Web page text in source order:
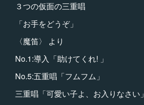
３つの仮面の三重唱
「お手をどうぞ」
〈魔笛〉 より
No.1:導入「助けてくれ! 」
No.5:五重唱「フムフム」
三重唱「可愛い子よ、お入りなさい」